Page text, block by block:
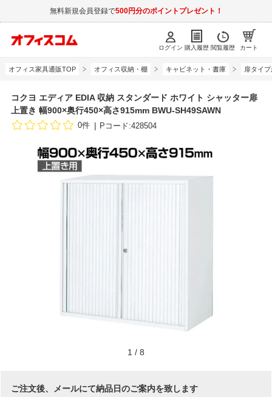
無料新規会員登録で500円分のポイントプレゼント！
ログイン 購入履歴 閲覧履歴 カート
オフィス家具通販TOP オフィス収納・棚 キャビネット・書庫 扉タイ
コクヨ エディア EDIA 収納 スタンダード ホワイト シャッター扉
上置き 幅900×奥行450×高さ915mm BWU-SH49SAWN
0件 Pコード:428504
1 / 8
ご注文後、メールにて納品日のご案内を致します